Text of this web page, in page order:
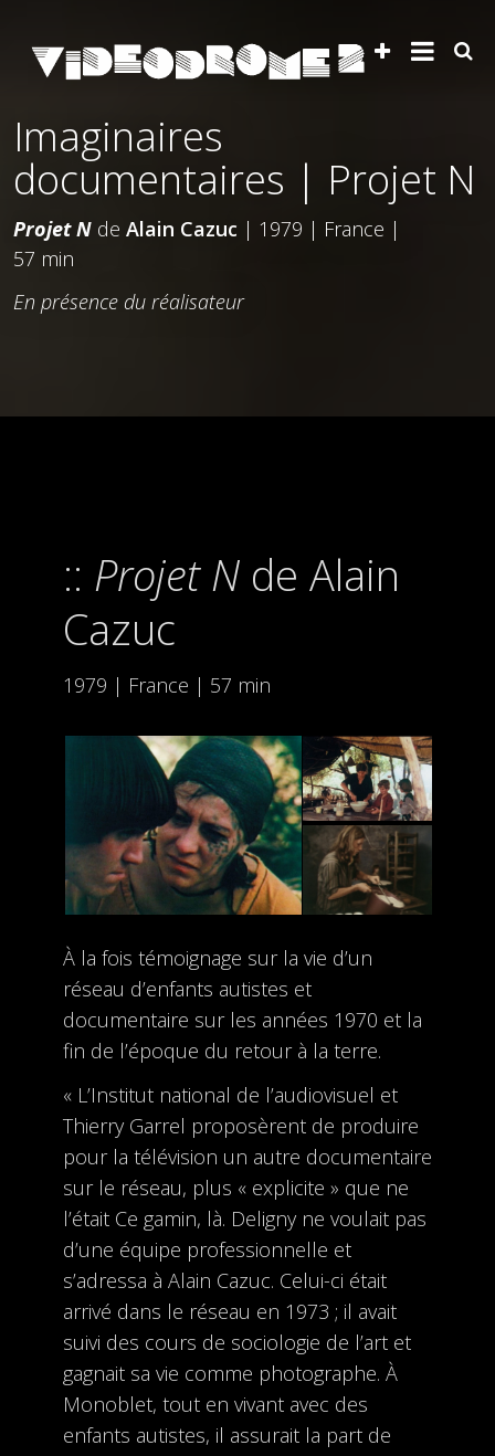
Imaginaires
documentaires | Projet N
Projet N de Alain Cazuc | 1979 | France |
57 min
En présence du réalisateur
Projet Nde Alain
Cazuc
1979 | France | 57 min
À la fois témoignage sur la vie d’un
réseau d’enfants autistes et
documentaire sur les années 1970 et la
fin de l’époque du retour à la terre.
« L’Institut national de l’audiovisuel et
Thierry Garrel proposèrent de produire
pour la télévision un autre documentaire
sur le réseau, plus « explicite » que ne
l’était Ce gamin, là. Deligny ne voulait pas
d’une équipe professionnelle et
s’adressa à Alain Cazuc. Celui-ci était
arrivé dans le réseau en 1973 ; il avait
suivi des cours de sociologie de l’art et
gagnait sa vie comme photographe. À
Monoblet, tout en vivant avec des
enfants autistes, il assurait la part de